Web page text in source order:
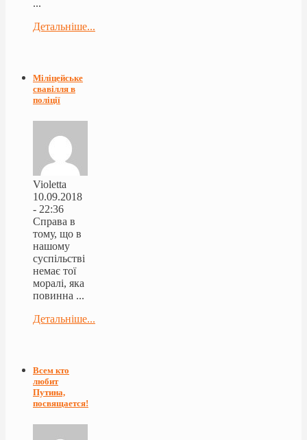
...
Детальніше...
Міліцейське
свавілля в
поліції
Violetta
10.09.2018
- 22:36
Справа в
тому, що в
нашому
суспільстві
немає тої
моралі, яка
повинна ...
Детальніше...
Всем кто
любит
Путина,
посвящается!